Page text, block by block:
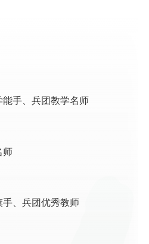
能手、兵团教学名师
师
手、兵团优秀教师